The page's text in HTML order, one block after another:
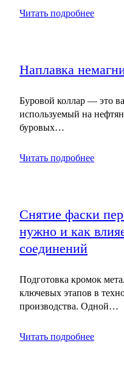
Читать подробнее
Наплавка
Буровой коллар — это
используемый на
буровых…
Читать подробнее
Снятие фаски
нужно и как
соединений
Подготовка кромок
ключевых этапов в
производства. Одной…
Читать подробнее